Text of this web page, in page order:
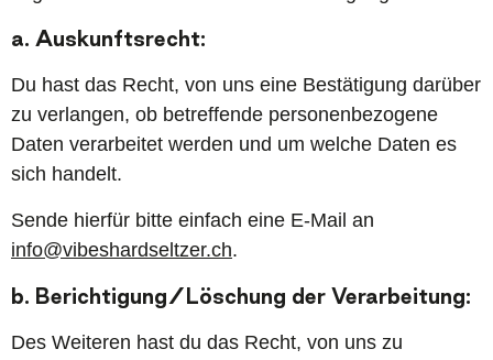
a. Auskunftsrecht:
Du hast das Recht, von uns eine Bestätigung darüber
zu verlangen, ob betreffende personenbezogene
Daten verarbeitet werden und um welche Daten es
sich handelt.
Sende hierfür bitte einfach eine E-Mail an
info@vibeshardseltzer.ch.
b. Berichtigung/Löschung der Verarbeitung:
Des Weiteren hast du das Recht, von uns zu